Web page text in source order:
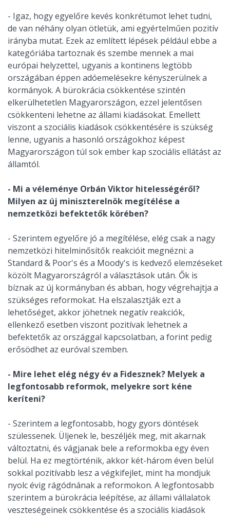
- Igaz, hogy egyelőre kevés konkrétumot lehet tudni,
de van néhány olyan ötletük, ami egyértelműen pozitív
irányba mutat. Ezek az említett lépések például ebbe a
kategóriába tartoznak és szembe mennek a mai
európai helyzettel, ugyanis a kontinens legtöbb
országában éppen adóemelésekre kényszerülnek a
kormányok. A bürokrácia csökkentése szintén
elkerülhetetlen Magyarországon, ezzel jelentősen
csökkenteni lehetne az állami kiadásokat. Emellett
viszont a szociális kiadások csökkentésére is szükség
lenne, ugyanis a hasonló országokhoz képest
Magyarországon túl sok ember kap szociális ellátást az
államtól.
- Mi a véleménye Orbán Viktor hitelességéről?
Milyen az új miniszterelnök megítélése a
nemzetközi befektetők körében?
- Szerintem egyelőre jó a megítélése, elég csak a nagy
nemzetközi hitelminősítők reakcióit megnézni: a
Standard & Poor's és a Moody's is kedvező elemzéseket
közölt Magyarországról a választások után. Ők is
bíznak az új kormányban és abban, hogy végrehajtja a
szükséges reformokat. Ha elszalasztják ezt a
lehetőséget, akkor jöhetnek negatív reakciók,
ellenkező esetben viszont pozitívak lehetnek a
befektetők az országgal kapcsolatban, a forint pedig
erősödhet az euróval szemben.
- Mire lehet elég négy év a Fidesznek? Melyek a
legfontosabb reformok, melyekre sort kéne
keríteni?
- Szerintem a legfontosabb, hogy gyors döntések
szülessenek. Üljenek le, beszéljék meg, mit akarnak
változtatni, és vágjanak bele a reformokba egy éven
belül. Ha ez megtörténik, akkor két-három éven belül
sokkal pozitívabb lesz a végkifejlet, mint ha mondjuk
nyolc évig rágódnának a reformokon. A legfontosabb
szerintem a bürokrácia leépítése, az állami vállalatok
veszteségeinek csökkentése és a szociális kiadások